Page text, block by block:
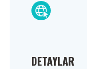
DETAYLAR